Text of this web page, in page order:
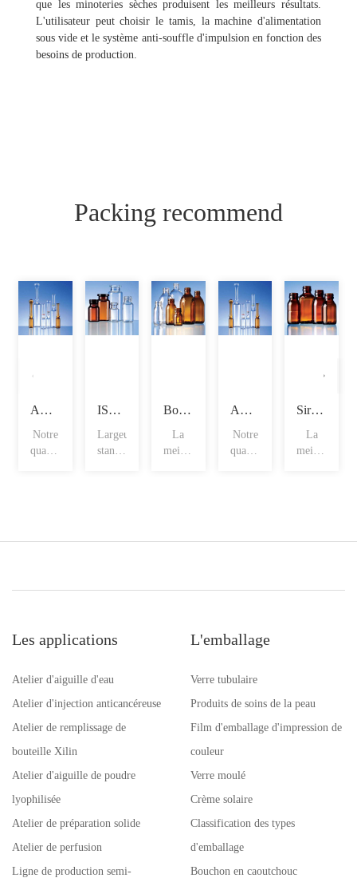
que les minoteries sèches produisent les meilleurs résultats.
L'utilisateur peut choisir le tamis, la machine d'alimentation
sous vide et le système anti-souffle d'impulsion en fonction des
besoins de production.
Packing recommend
Ampoules à tige droite
Notre
qualité
ISO fioles
Largeur
standard
Bouteilles spéciales pour sirop
La
meilleure
Ampoules en forme d'entonnoir
Notre
qualité
Sirop avec marque de remplissage
La
meilleure
Les applications
Atelier d'aiguille d'eau
Atelier d'injection anticancéreuse
Atelier de remplissage de
bouteille Xilin
Atelier d'aiguille de poudre
lyophilisée
Atelier de préparation solide
Atelier de perfusion
Ligne de production semi-
L'emballage
Verre tubulaire
Produits de soins de la peau
Film d'emballage d'impression de
couleur
Verre moulé
Crème solaire
Classification des types
d'emballage
Bouchon en caoutchouc